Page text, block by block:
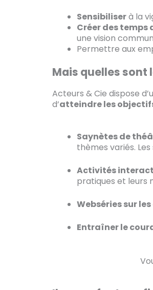
Sensibiliserà la
Créer des temps
une vision
Permettre aux
Mais quelles sont
Acteurs & Cie dispose
d’atteindre les
Saynètes de
thèmes variés. Les
Activités
pratiques et leurs
Webséries sur
Entraîner le
Vous êtes